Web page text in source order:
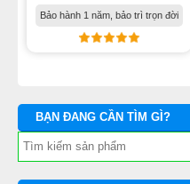
Bảo hành 1 năm, bảo trì trọn đời
BẠN ĐANG CẦN TÌM GÌ?